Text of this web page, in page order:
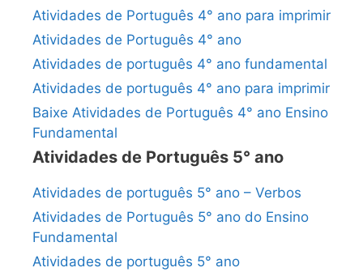
Atividades de Português 4° ano para imprimir
Atividades de Português 4° ano
Atividades de português 4° ano fundamental
Atividades de português 4° ano para imprimir
Baixe Atividades de Português 4° ano Ensino
Fundamental
Atividades de Português 5° ano
Atividades de português 5° ano – Verbos
Atividades de Português 5° ano do Ensino
Fundamental
Atividades de português 5° ano